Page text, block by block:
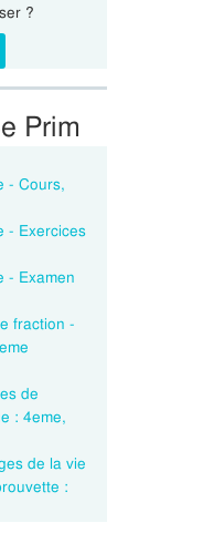
?
Prim
- Cours,
- Exercices
- Examen
fraction -
de
: 4eme,
de la vie
: